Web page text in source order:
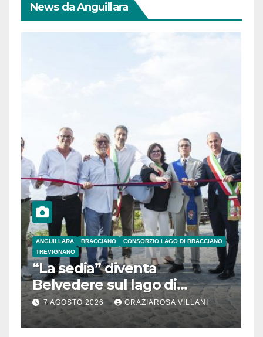
News da Anguillara
ANGUILLARA BRACCIANO
CONSORZIO LAGO DI BRACCIANO
TREVIGNANO
“La sedia” diventa
Belvedere sul lago di
Bracciano: ieri
l’inaugurazione
7 AGOSTO 2026 GRAZIAROSA VILLANI